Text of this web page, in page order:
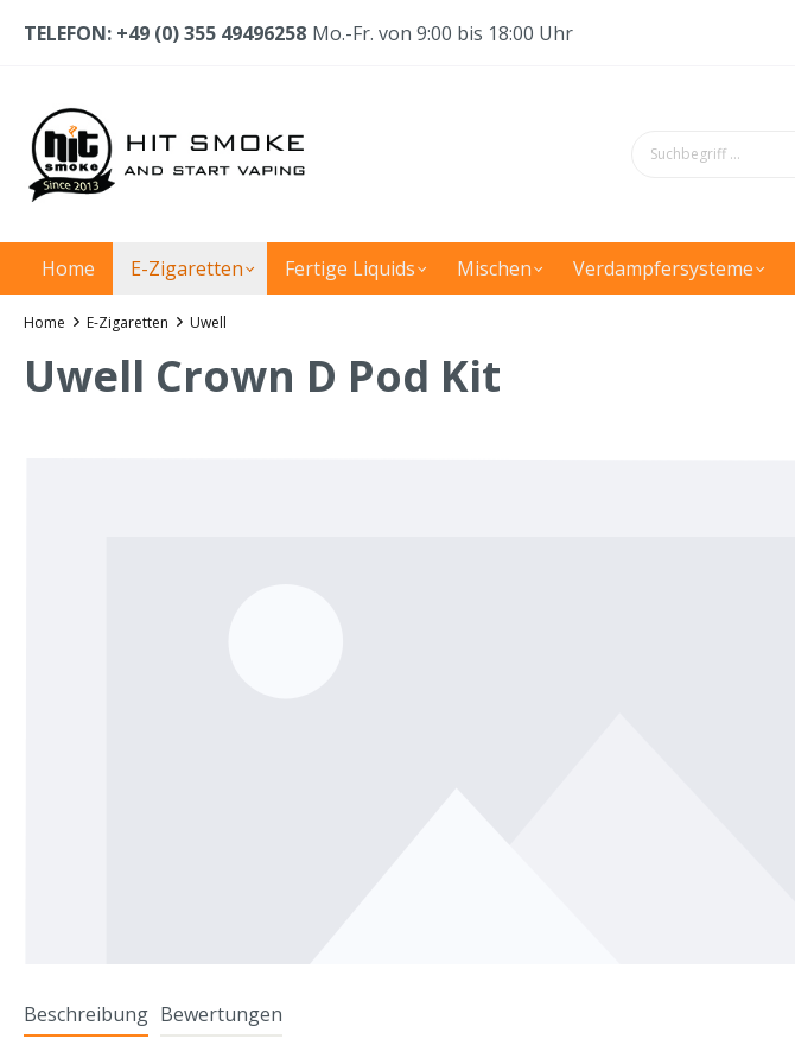
TELEFON: +49 (0) 355 49496258 Mo.-Fr. von 9:00 bis 18:00 Uhr
Home E-Zigaretten Fertige Liquids Mischen Verdampfersysteme
Home E-Zigaretten Uwell
Uwell Crown D Pod Kit
Beschreibung Bewertungen